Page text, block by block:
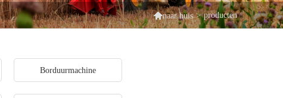
naar huis > producten
Borduurmachine